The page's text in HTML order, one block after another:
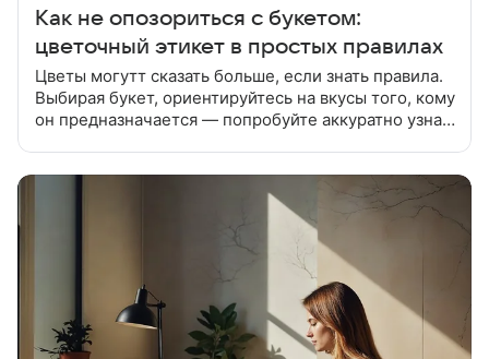
Как не опозориться с букетом:
цветочный этикет в простых правилах
Цветы могутт сказать больше, если знать правила.
Выбирая букет, ориентируйтесь на вкусы того, кому
он предназначается — попробуйте аккуратно узнать